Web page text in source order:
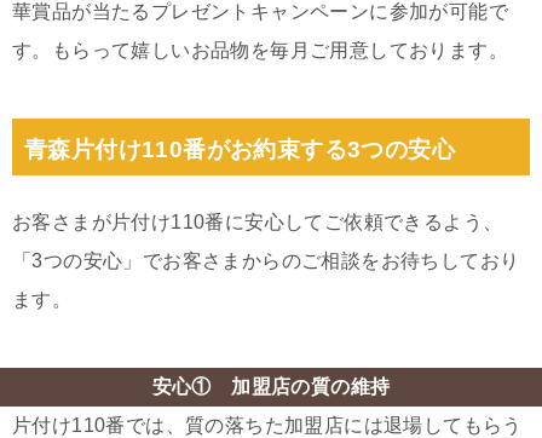
華賞品が当たるプレゼントキャンペーンに参加が可能で
す。もらって嬉しいお品物を毎月ご用意しております。
青森片付け110番がお約束する3つの安心
お客さまが片付け110番に安心してご依頼できるよう、
「3つの安心」でお客さまからのご相談をお待ちしており
ます。
安心① 加盟店の質の維持
片付け110番では、質の落ちた加盟店には退場してもらう